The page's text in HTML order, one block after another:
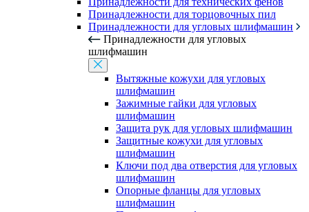
Принадлежности для торцовочных пил
Принадлежности для угловых шлифмашин
Принадлежности для угловых
шлифмашин
Вытяжные кожухи для угловых
шлифмашин
Зажимные гайки для угловых
шлифмашин
Защита рук для угловых шлифмашин
Защитные кожухи для угловых
шлифмашин
Ключи под два отверстия для угловых
шлифмашин
Опорные фланцы для угловых
шлифмашин